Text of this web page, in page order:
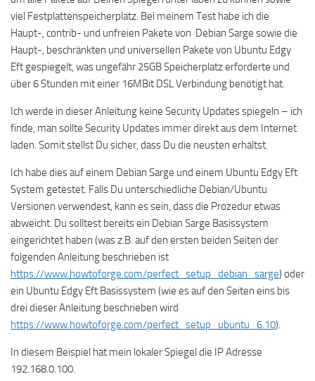
viel Festplattenspeicherplatz. Bei meinem Test habe ich die
Haupt-, contrib- und unfreien Pakete von Debian Sarge sowie die
Haupt-, beschränkten und universellen Pakete von Ubuntu Edgy
Eft gespiegelt, was ungefähr 25GB Speicherplatz erforderte und
über 6 Stunden mit einer 16MBit DSL Verbindung benötigt hat.
Ich werde in dieser Anleitung keine Security Updates spiegeln – ich
finde, man sollte Security Updates immer direkt aus dem Internet
laden. Somit stellst Du sicher, dass Du die neusten erhältst.
Ich habe dies auf einem Debian Sarge und einem Ubuntu Edgy Eft
System getestet. Falls Du unterschiedliche Debian/Ubuntu
Versionen verwendest, kann es sein, dass die Prozedur etwas
abweicht. Du solltest bereits ein Debian Sarge Basissystem
eingerichtet haben (was z.B. auf den ersten beiden Seiten der
folgenden Anleitung beschrieben ist
https://www.howtoforge.com/perfect_setup_debian_sarge) oder
ein Ubuntu Edgy Eft Basissystem (wie es auf den Seiten eins bis
drei dieser Anleitung beschrieben wird
https://www.howtoforge.com/perfect_setup_ubuntu_6.10).
In diesem Beispiel hat mein lokaler Spiegel die IP Adresse
192.168.0.100.